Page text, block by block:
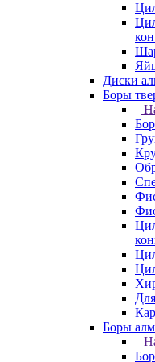
Диски
Боры
Боры